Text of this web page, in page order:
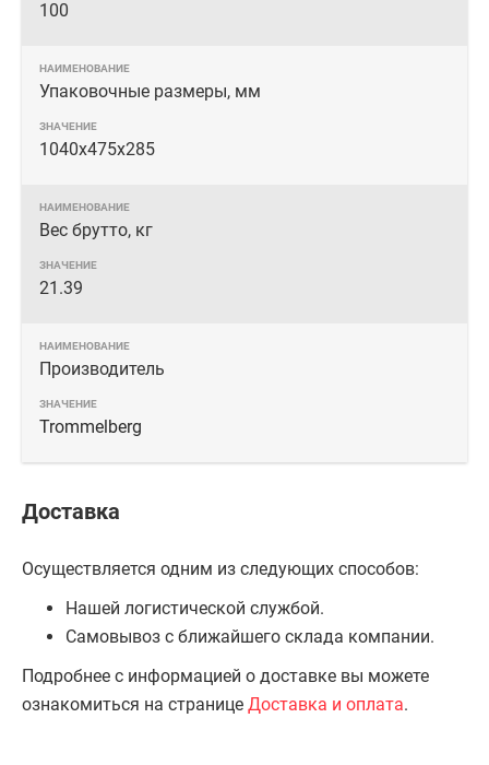
100
Упаковочные размеры, мм
1040х475х285
Вес брутто, кг
21.39
Производитель
Trommelberg
Доставка
Осуществляется одним из следующих способов:
Нашей логистической службой.
Самовывоз с ближайшего склада компании.
Подробнее с информацией о доставке вы можете
ознакомиться на странице Доставка и оплата.